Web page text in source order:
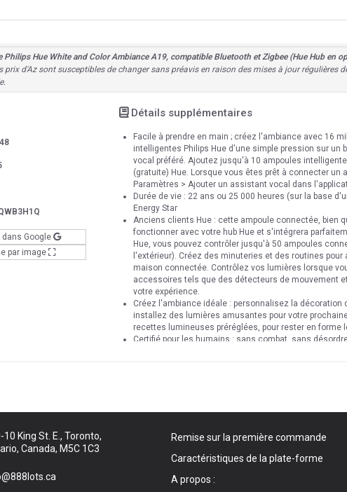
Philips Hue White and Color Ambiance A19, compatible Bluetooth et Zigbee (Hue Hub en
prix d'Az sont susceptibles de changer sans préavis en raison des mises à jour régulières
dans Google
par image
Détails supplémentaires
Facile à prendre en main ; créez l'ambiance avec 16
intelligentes Philips Hue d'une simple pression sur un
vocal préféré. Ajoutez jusqu'à 10 ampoules
(gratuite) Hue. Lorsque vous êtes prêt à connecter
Paramètres > Ajouter un assistant vocal dans
Durée de vie : 22 ans ou 25 000 heures (sur la base
Energy Star
Anciens clients Hue : cette ampoule connectée, bien
fonctionner avec votre hub Hue et s'intégrera
Hue, vous pouvez contrôler jusqu'à 50 ampoules
l'extérieur). Créez des minuteries et des routines
maison connectée. Contrôlez vos lumières lorsque
accessoires tels que des détecteurs de mouvement
votre expérience.
Créez l'ambiance idéale : personnalisez la
installez des lumières amusantes pour votre
recettes lumineuses préréglées, pour rester en forme
Certifié pour les humains : sans combat, sans
10 King St. E., Toronto,
Canada, M5C 1C3
Remise sur la première commande
Caractéristiques de la plate-forme
A propos :